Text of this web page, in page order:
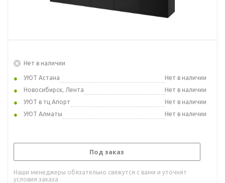
Нет в наличии
УЮТ Астана
Нет в наличии
Новосибирск, Лента
Нет в наличии
УЮТ в тц Апорт
Нет в наличии
УЮТ Алматы
Нет в наличии
Под заказ
Наши менеджеры обязательно свяжутся с вами и уточнят
условия заказа